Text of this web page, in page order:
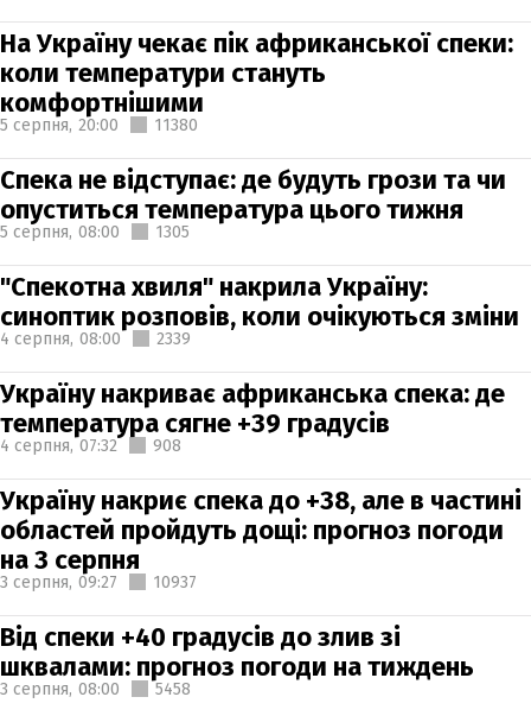
На Україну чекає пік африканської спеки:
коли температури стануть
комфортнішими
5 серпня, 20:00 11380
Спека не відступає: де будуть грози та чи
опуститься температура цього тижня
5 серпня, 08:00 1305
"Спекотна хвиля" накрила Україну:
синоптик розповів, коли очікуються зміни
4 серпня, 08:00 2339
Україну накриває африканська спека: де
температура сягне +39 градусів
4 серпня, 07:32 908
Україну накриє спека до +38, але в частині
областей пройдуть дощі: прогноз погоди
на 3 серпня
3 серпня, 09:27 10937
Від спеки +40 градусів до злив зі
шквалами: прогноз погоди на тиждень
3 серпня, 08:00 5458